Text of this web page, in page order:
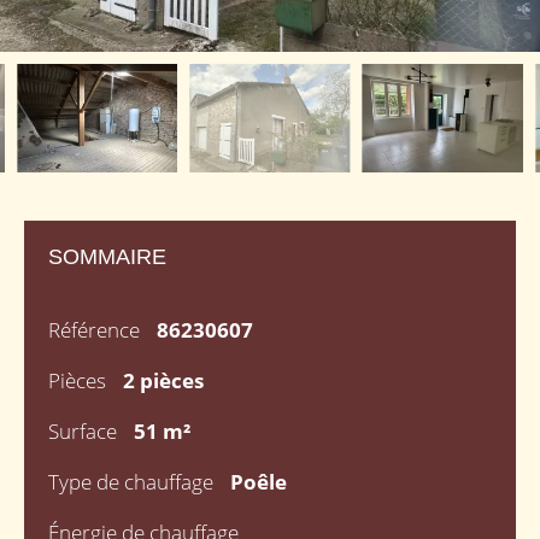
SOMMAIRE
Référence
86230607
Pièces
2 pièces
Surface
51 m²
Type de chauffage
Poêle
Énergie de chauffage